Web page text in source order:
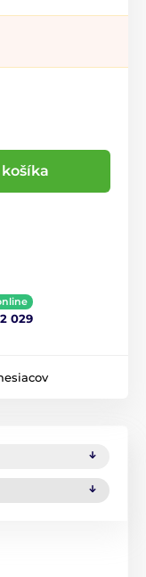
košíka
029